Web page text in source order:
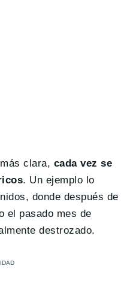
clara, cada vez se
. Un ejemplo lo
donde después de
el pasado mes de
destrozado.